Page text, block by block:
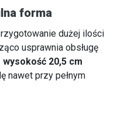
forma
dużej ilości
usprawnia obsługę
20,5 cm
nawet przy pełnym